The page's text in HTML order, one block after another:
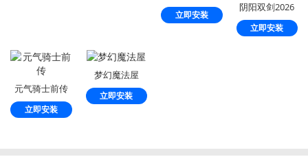
立即安装
阴阳双剑2026
立即安装
元气骑士前传
立即安装
梦幻魔法屋
立即安装